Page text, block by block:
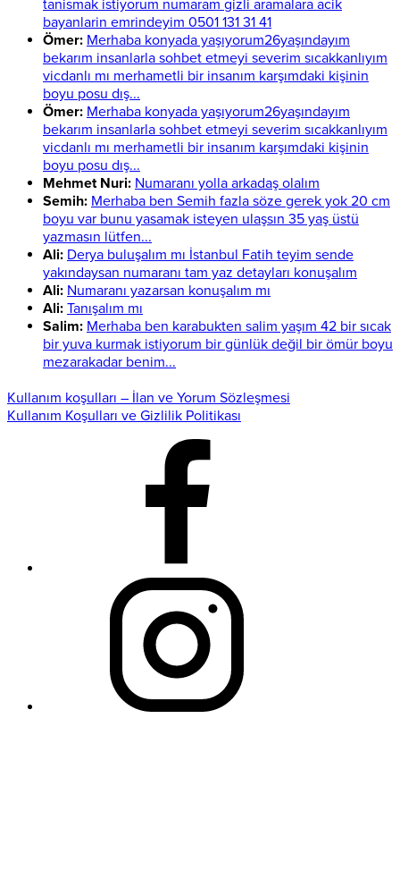
tanismak istiyorum numaram gizli aramalara acik
bayanlarin emrindeyim 0501 131 31 41
Ömer: Merhaba konyada yaşıyorum26yaşındayım
bekarım insanlarla sohbet etmeyi severim sıcakkanlıyım
vicdanlı mı merhametli bir insanım karşımdaki kişinin
boyu posu dış...
Ömer: Merhaba konyada yaşıyorum26yaşındayım
bekarım insanlarla sohbet etmeyi severim sıcakkanlıyım
vicdanlı mı merhametli bir insanım karşımdaki kişinin
boyu posu dış...
Mehmet Nuri: Numaranı yolla arkadaş olalım
Semih: Merhaba ben Semih fazla söze gerek yok 20 cm
boyu var bunu yasamak isteyen ulaşsın 35 yaş üstü
yazmasın lütfen...
Ali: Derya buluşalım mı İstanbul Fatih teyim sende
yakındaysan numaranı tam yaz detayları konuşalım
Ali: Numaranı yazarsan konuşalım mı
Ali: Tanışalım mı
Salim: Merhaba ben karabukten salim yaşım 42 bir sıcak
bir yuva kurmak istiyorum bir günlük değil bir ömür boyu
mezarakadar benim...
Kullanım koşulları – İlan ve Yorum Sözleşmesi
Kullanım Koşulları ve Gizlilik Politikası